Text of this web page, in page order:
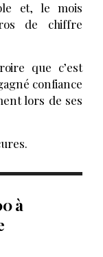
et, le mois
de chiffre
que c’est
confiance
lors de ses
à